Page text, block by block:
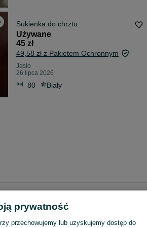
Sukienka do chrztu
Używane
45 zł
49,58 zł z Pakietem Ochronnym
Jasło
26 lipca 2026
80 Biały
Jasłoprywatność
przechowujemy lub uzyskujemy dostęp do